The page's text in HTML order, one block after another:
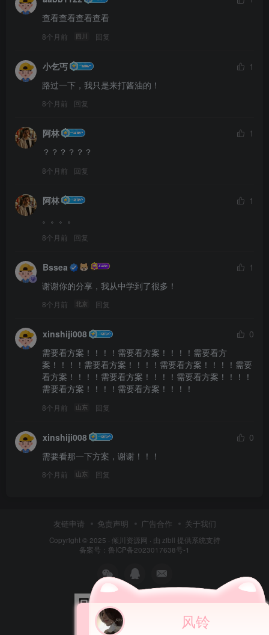
查看查看查看查看
8个月前 四川 回复
小乞丐
1
路过一下，我只是来打酱油的！
8个月前 回复
阿林
1
？？？？？？
8个月前 回复
阿林
1
。。。。
8个月前 回复
Bssea
1
谢谢你的分享，我从中学到了很多！
8个月前 北京 回复
xinshiji008
0
需要看方案！！！！需要看方案！！！！需要看方
案！！！！需要看方案！！！！需要看方案！！！！需要
看方案！！！！需要看方案！！！！需要看方案！！！！
需要看方案！！！！需要看方案！！！！
8个月前 山东 回复
xinshiji008
0
需要看那一下方案，谢谢！！！
8个月前 山东 回复
友链申请 免责声明 广告合作 关于我们
Copyright © 2025 · 倾川资源网 · 由 zibll 提供系统支持
备案号：鲁ICP备2023017638号-1
风铃